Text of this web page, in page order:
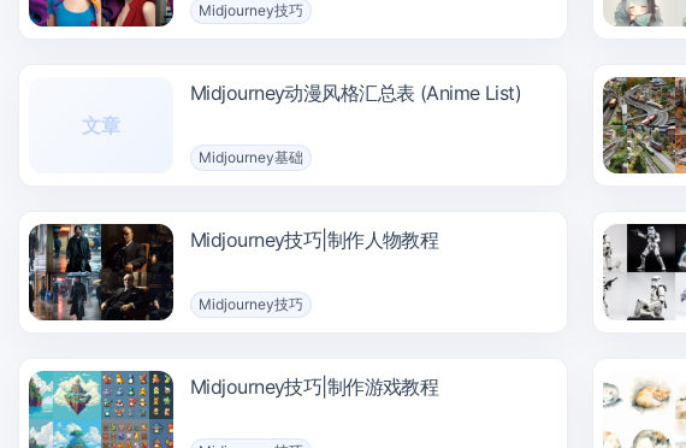
Midjourney技巧
文章
Midjourney动漫风格汇总表 (Anime List)
Midjourney基础
Midjourney技巧|制作人物教程
Midjourney技巧
Midjourney技巧|制作游戏教程